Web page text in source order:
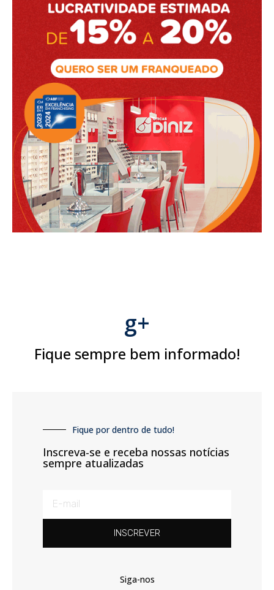
g+
Fique sempre bem informado!
Fique por dentro de tudo!
Inscreva-se e receba nossas notícias
sempre atualizadas
INSCREVER
Siga-nos